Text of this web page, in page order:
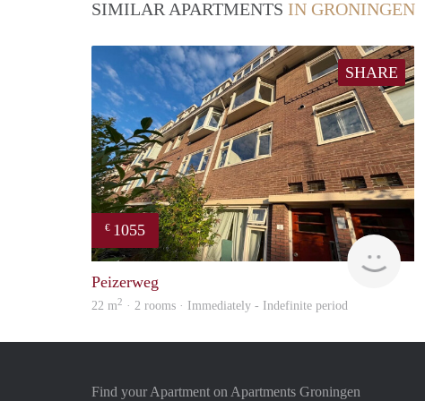
SIMILAR APARTMENTS IN GRONINGEN
SHARE
€ 1055
Peizerweg
22 m2 · 2 rooms · Immediately - Indefinite period
Find your Apartment on Apartments Groningen